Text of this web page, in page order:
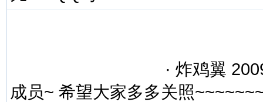
· 炸鸡翼
成员~ 希望大家多多关照